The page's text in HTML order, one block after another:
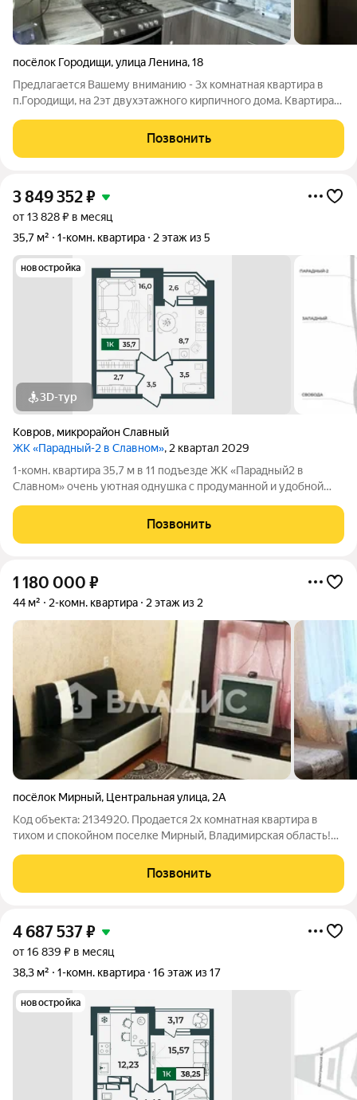
посёлок Городищи,улица Ленина,18
Предлагается Вашему вниманию - 3х комнатная квартира в
п.Городищи, на 2эт двухэтажного кирпичного дома. Квартира
ремонт, но требуются незначительные доработки. Сан узел
совмещенный. В
Позвонить
3 849 352₽
от 13 828 ₽ в месяц
35,7 м²
1-комн. квартира 2 этаж из 5
новостройка
3D-тур
Ковров, микрорайон Славный
ЖК «Парадный-2 в Славном», 2 квартал 2029
1-комн. квартира 35,7 м в 11 подъезде ЖК «Парадный2 в
Славном» очень уютная однушка с продуманной и удобной
просторной и комфортной, а кухня 8,7 м с выходом на лоджию
делает квартиру светлой и
Позвонить
1 180 000 ₽
44 м² 2-комн. квартира 2 этаж из 2
посёлок Мирный, Центральная улица, 2А
Код объекта: 2134920. Продается 2х комнатная квартира в
тихом и спокойном поселке Мирный, Владимирская область!
изолированные площадью 15 квм и 10 квм, комфортная кухня
7,5 квм, двойная застекленная
Позвонить
4 687 537₽
от 16 839 ₽ в месяц
38,3 м²
1-комн. квартира 16 этаж из 17
новостройка